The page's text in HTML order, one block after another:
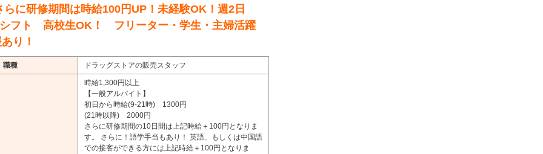
に研修期間は時給100円UP！未経験OK！週2日
フト 高校生OK！ フリーター・学生・主婦活躍
り！
職種 ドラッグストアの販売スタッフ
時給1,300円以上
【一般アルバイト】
初日から時給(9-21時) 1300円
(21時以降) 2000円
さらに研修期間の10日間は上記時給＋100円となりま
す。 さらに！語学手当もあり！ 英語、もしくは中国語
での接客ができる方には上記時給＋100円となりま